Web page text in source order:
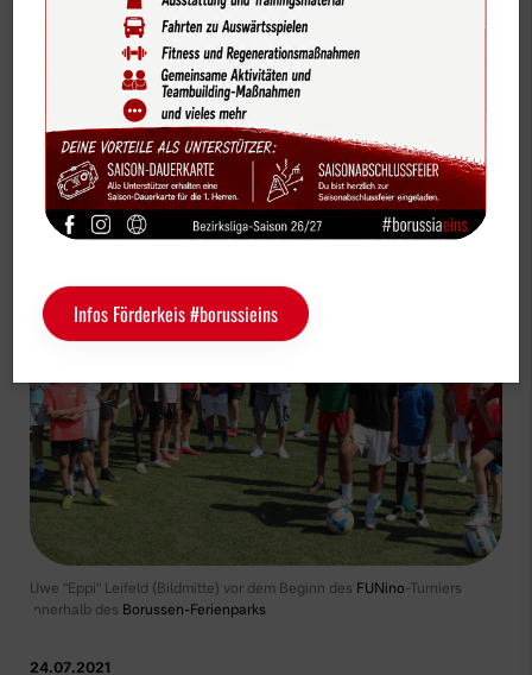
Freizeit & Event
Uwe "Eppi" Leifeld zu Besuch im Borussen-
Ferienpark
Uwe "Eppi" Leifeld (Bildmitte) vor dem Beginn des FUNino-Turniers
innerhalb des Borussen-Ferienparks
24.07.2021
Bildergalerien
Vereinskalender
Sportdeutschland-News
Das LSB-Magazin "Wir im Sport"
Sponsoren
Kontakt Service
Schulengel Instagram YouTube
Infos Förderkeis #borussieins